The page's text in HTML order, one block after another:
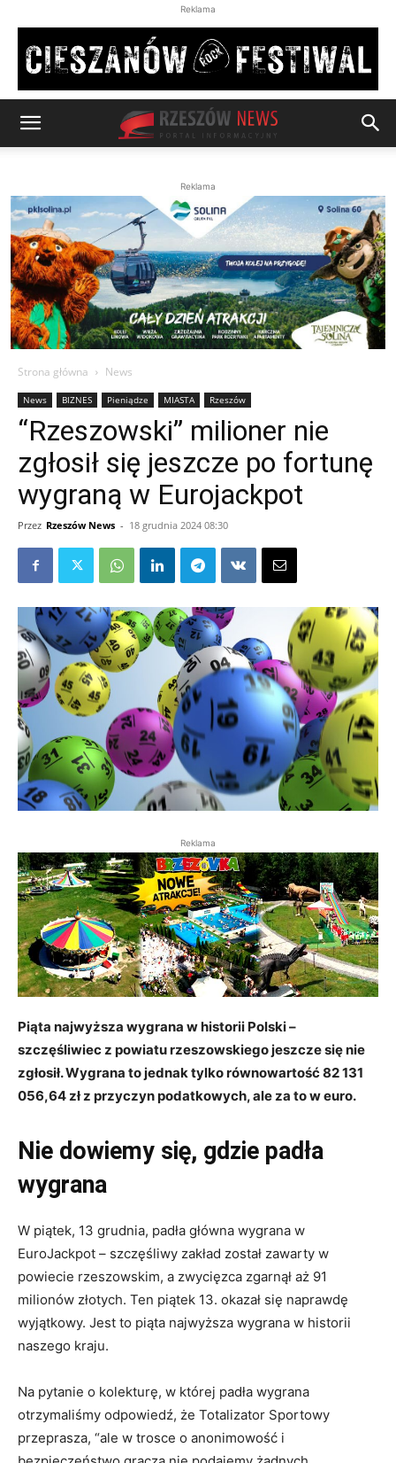
Reklama
Reklama
Strona główna News
News BIZNES Pieniądze MIASTA Rzeszów
“Rzeszowski” milioner nie
zgłosił się jeszcze po fortunę
wygraną w Eurojackpot
Przez Rzeszów News - 18 grudnia 2024 08:30
Reklama
Piąta najwyższa wygrana w historii Polski –
szczęśliwiec z powiatu rzeszowskiego jeszcze się nie
zgłosił. Wygrana to jednak tylko równowartość 82 131
056,64 zł z przyczyn podatkowych, ale za to w euro.
Nie dowiemy się, gdzie padła
wygrana
W piątek, 13 grudnia, padła główna wygrana w
EuroJackpot – szczęśliwy zakład został zawarty w
powiecie rzeszowskim, a zwycięzca zgarnął aż 91
milionów złotych. Ten piątek 13. okazał się naprawdę
wyjątkowy. Jest to piąta najwyższa wygrana w historii
naszego kraju.
Na pytanie o kolekturę, w której padła wygrana
otrzymaliśmy odpowiedź, że Totalizator Sportowy
przeprasza, “ale w trosce o anonimowość i